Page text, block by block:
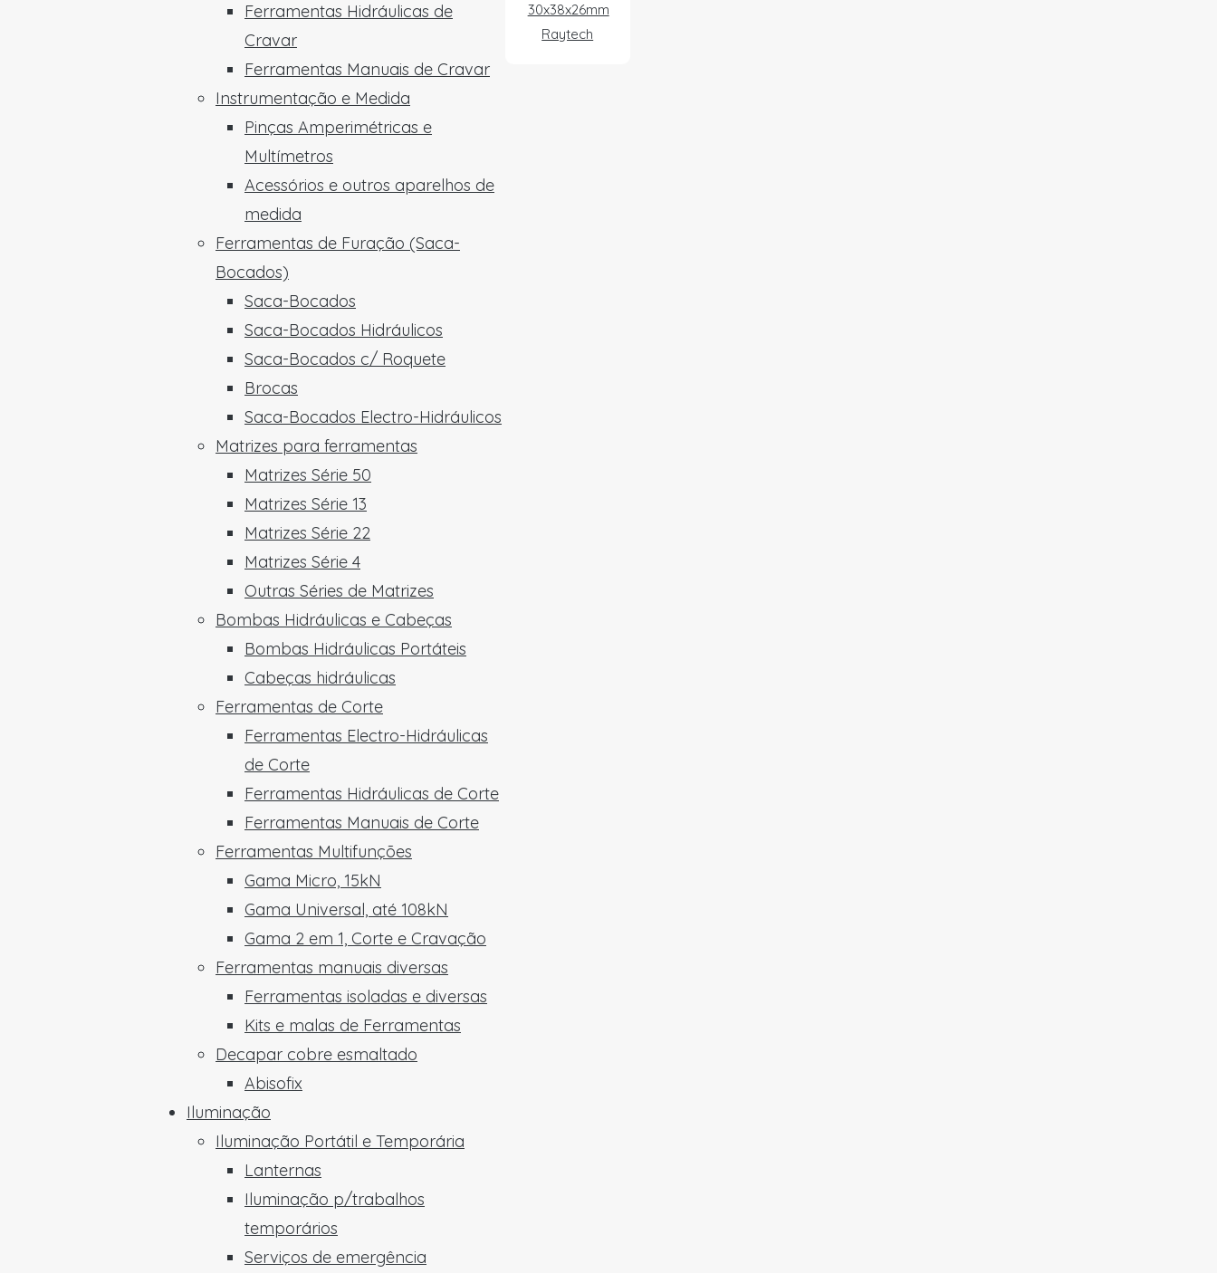
Ferramentas Hidráulicas de
Cravar
Ferramentas Manuais de Cravar
Instrumentação e Medida
Pinças Amperimétricas e
Multímetros
Acessórios e outros aparelhos de
medida
Ferramentas de Furação (Saca-
Bocados)
Saca-Bocados
Saca-Bocados Hidráulicos
Saca-Bocados c/ Roquete
Brocas
Saca-Bocados Electro-Hidráulicos
Matrizes para ferramentas
Matrizes Série 50
Matrizes Série 13
Matrizes Série 22
Matrizes Série 4
Outras Séries de Matrizes
Bombas Hidráulicas e Cabeças
Bombas Hidráulicas Portáteis
Cabeças hidráulicas
Ferramentas de Corte
Ferramentas Electro-Hidráulicas
de Corte
Ferramentas Hidráulicas de Corte
Ferramentas Manuais de Corte
Ferramentas Multifunções
Gama Micro, 15kN
Gama Universal, até 108kN
Gama 2 em 1, Corte e Cravação
Ferramentas manuais diversas
Ferramentas isoladas e diversas
Kits e malas de Ferramentas
Decapar cobre esmaltado
Abisofix
Iluminação
Iluminação Portátil e Temporária
Lanternas
Iluminação p/trabalhos
temporários
Serviços de emergência
30x38x26mm
Raytech